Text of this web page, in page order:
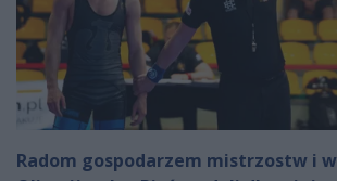
Radom gospodarzem mistrzostw i